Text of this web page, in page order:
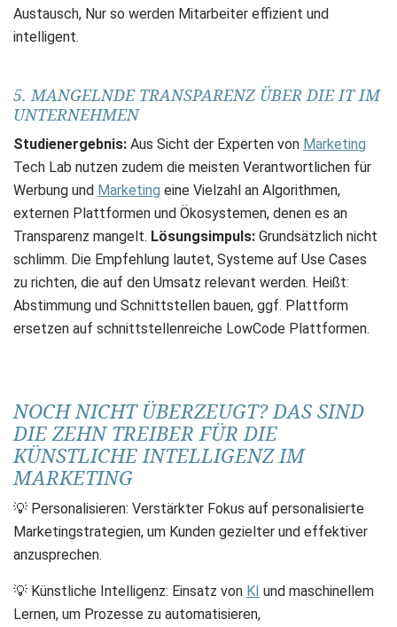
Austausch, Nur so werden Mitarbeiter effizient und
intelligent.
5. MANGELNDE TRANSPARENZ ÜBER DIE IT IM
UNTERNEHMEN
Studienergebnis: Aus Sicht der Experten von Marketing
Tech Lab nutzen zudem die meisten Verantwortlichen für
Werbung und Marketing eine Vielzahl an Algorithmen,
externen Plattformen und Ökosystemen, denen es an
Transparenz mangelt. Lösungsimpuls: Grundsätzlich nicht
schlimm. Die Empfehlung lautet, Systeme auf Use Cases
zu richten, die auf den Umsatz relevant werden. Heißt:
Abstimmung und Schnittstellen bauen, ggf. Plattform
ersetzen auf schnittstellenreiche LowCode Plattformen.
NOCH NICHT ÜBERZEUGT? DAS SIND
DIE ZEHN TREIBER FÜR DIE
KÜNSTLICHE INTELLIGENZ IM
MARKETING
💡 Personalisieren: Verstärkter Fokus auf personalisierte
Marketingstrategien, um Kunden gezielter und effektiver
anzusprechen.
💡 Künstliche Intelligenz: Einsatz von KI und maschinellem
Lernen, um Prozesse zu automatisieren,